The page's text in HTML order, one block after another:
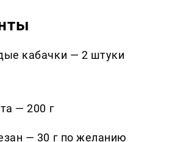
кабачки — 2 штуки
— 200 г
— 30 г по желанию